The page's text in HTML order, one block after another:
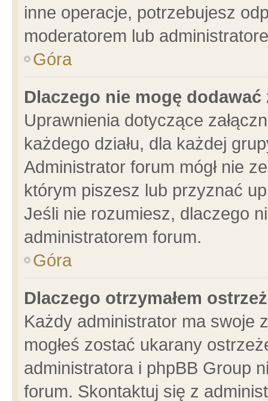
inne operacje, potrzebujesz
moderatorem lub
Góra
Dlaczego nie mogę dodawać
Uprawnienia dotyczące
każdego działu, dla każdej
Administrator forum mógł nie
którym piszesz lub przyznać
Jeśli nie rozumiesz, dlaczego
administratorem forum.
Góra
Dlaczego otrzymałem
Każdy administrator ma swoje
mogłeś zostać ukarany
administratora i phpBB Group
forum. Skontaktuj się z